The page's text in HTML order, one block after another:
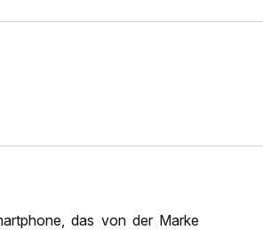
das von der Marke